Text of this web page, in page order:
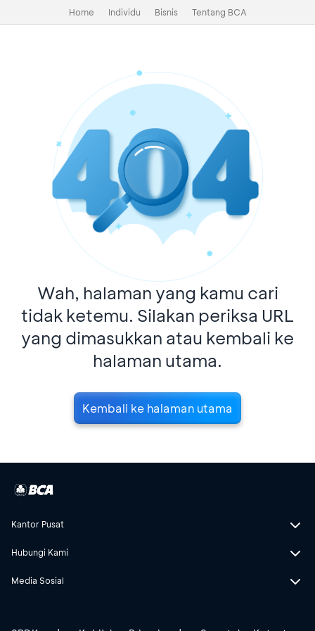
Home Individu Bisnis Tentang BCA
Wah, halaman yang kamu cari
tidak ketemu. Silakan periksa URL
yang dimasukkan atau kembali ke
halaman utama.
Kembali ke halaman utama
Kantor Pusat
Hubungi Kami
Media Sosial